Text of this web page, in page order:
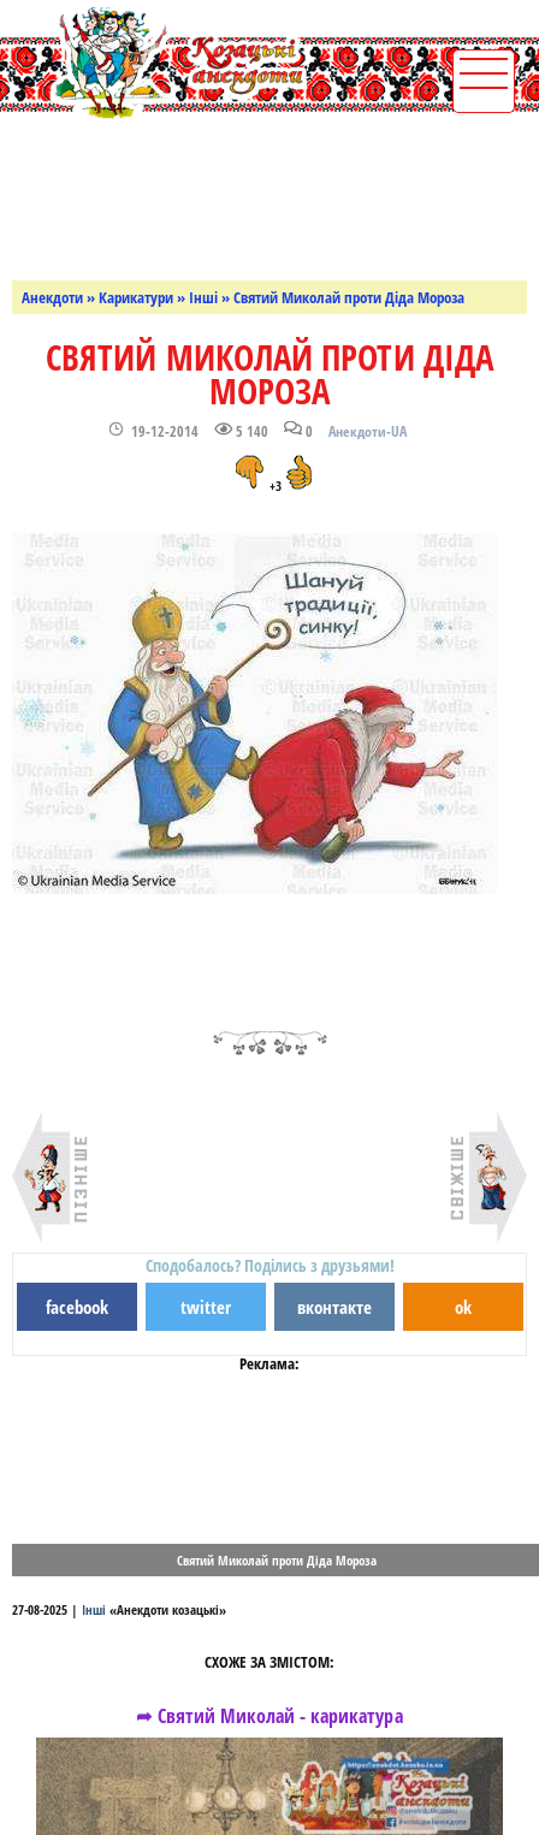
Анекдоти»Карикатури» Інші» Святий Миколай проти Діда Мороза
СВЯТИЙ МИКОЛАЙ ПРОТИ ДІДА
МОРОЗА
19-12-2014 5 140 0 Анекдоти-UA
+3
Сподобалось? Поділись з друзьями!
facebook twitter вконтакте ok
Реклама:
Святий Миколай проти Діда Мороза
27-08-2025 | Інші «Анекдоти козацькі»
СХОЖЕ ЗА ЗМІСТОМ:
➦ Святий Миколай - карикатура